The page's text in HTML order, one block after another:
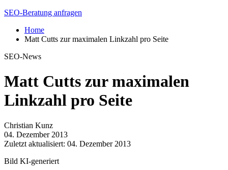
SEO-Beratung anfragen
Home
Matt Cutts zur maximalen Linkzahl pro Seite
SEO-News
Matt Cutts zur maximalen
Linkzahl pro Seite
Christian Kunz
04. Dezember 2013
Zuletzt aktualisiert: 04. Dezember 2013
Bild KI-generiert